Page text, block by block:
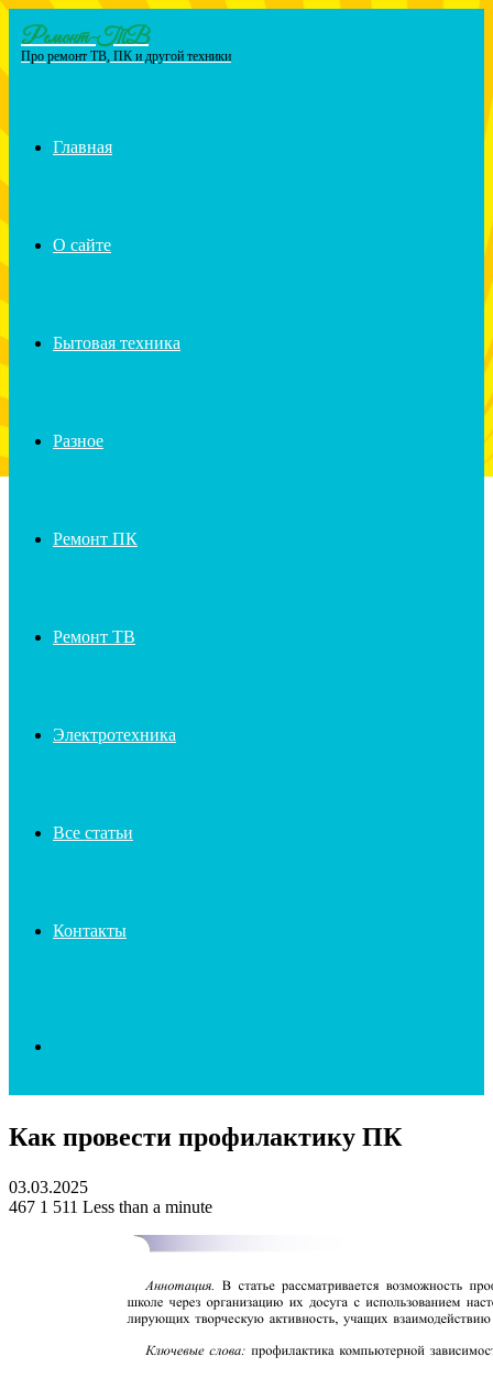
Menu
Ремонт-ТВ
Про ремонт ТВ, ПК и другой техники
Главная
О сайте
Бытовая техника
Разное
Ремонт ПК
Ремонт ТВ
Электротехника
Все статьи
Контакты
for
Как провести профилактику ПК
03.03.2025
467 1 511 Less than a minute